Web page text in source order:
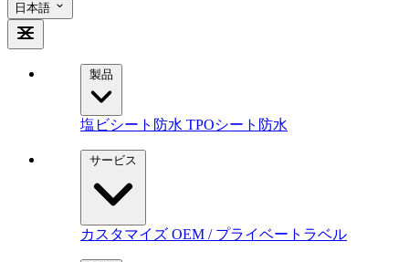
日本語
製品
塩ビシート防水 TPOシート防水
サービス
カスタマイズ OEM / プライベートラベル